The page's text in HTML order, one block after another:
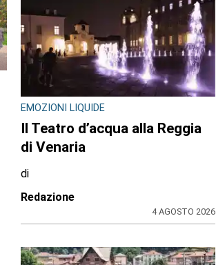
EMOZIONI LIQUIDE
Il Teatro d’acqua alla Reggia
di Venaria
di
Redazione
4 AGOSTO 2026